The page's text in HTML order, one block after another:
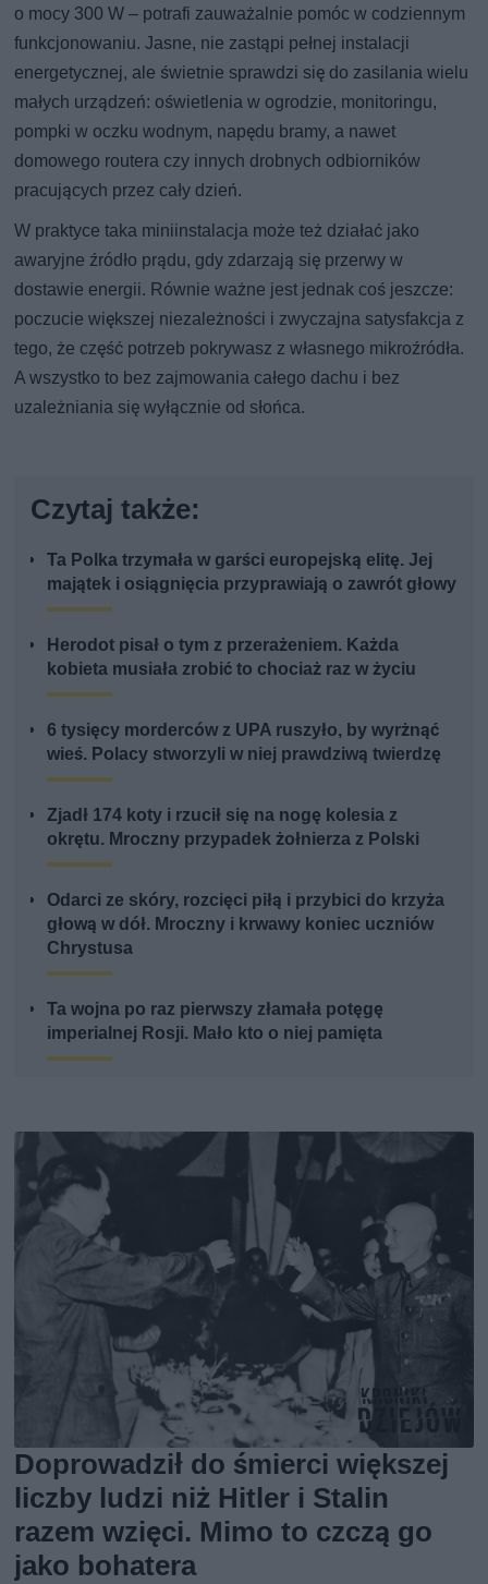
o mocy 300 W – potrafi zauważalnie pomóc w codziennym
funkcjonowaniu. Jasne, nie zastąpi pełnej instalacji
energetycznej, ale świetnie sprawdzi się do zasilania wielu
małych urządzeń: oświetlenia w ogrodzie, monitoringu,
pompki w oczku wodnym, napędu bramy, a nawet
domowego routera czy innych drobnych odbiorników
pracujących przez cały dzień.
W praktyce taka miniinstalacja może też działać jako
awaryjne źródło prądu, gdy zdarzają się przerwy w
dostawie energii. Równie ważne jest jednak coś jeszcze:
poczucie większej niezależności i zwyczajna satysfakcja z
tego, że część potrzeb pokrywasz z własnego mikroźródła.
A wszystko to bez zajmowania całego dachu i bez
uzależniania się wyłącznie od słońca.
Czytaj także:
Ta Polka trzymała w garści europejską elitę. Jej
majątek i osiągnięcia przyprawiają o zawrót głowy
Herodot pisał o tym z przerażeniem. Każda
kobieta musiała zrobić to chociaż raz w życiu
6 tysięcy morderców z UPA ruszyło, by wyrżnąć
wieś. Polacy stworzyli w niej prawdziwą twierdzę
Zjadł 174 koty i rzucił się na nogę kolesia z
okrętu. Mroczny przypadek żołnierza z Polski
Odarci ze skóry, rozcięci piłą i przybici do krzyża
głową w dół. Mroczny i krwawy koniec uczniów
Chrystusa
Ta wojna po raz pierwszy złamała potęgę
imperialnej Rosji. Mało kto o niej pamięta
Doprowadził do śmierci większej
liczby ludzi niż Hitler i Stalin
razem wzięci. Mimo to czczą go
jako bohatera